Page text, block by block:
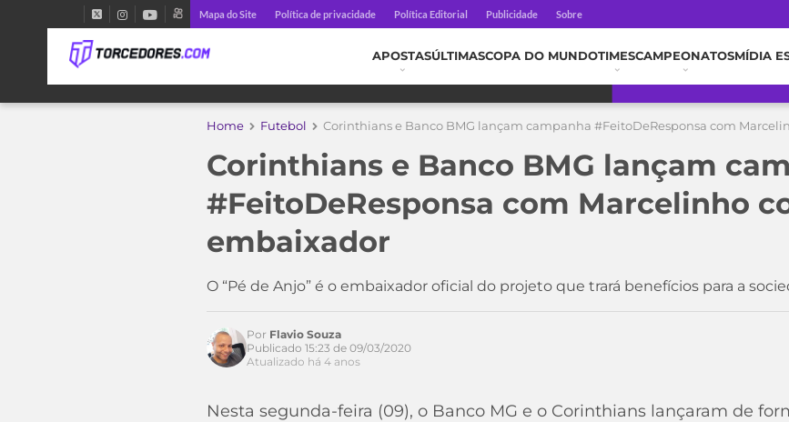
Mapa do Site Política de privacidade Política Editorial Publicidade Sobre
APOSTASÚLTIMASCOPA DO MUNDOTIMESCAMPEONATOSMÍDIA
Home Futebol Corinthians e Banco BMG lançam campanha #FeitoDeResponsa com
Corinthians e Banco BMG lançam
#FeitoDeResponsa com Marcelinho
embaixador
O “Pé de Anjo” é o embaixador oficial do projeto que trará benefícios para a
Por Flavio Souza
Publicado 15:23 de 09/03/2020
Atualizado há 4 anos
Nesta segunda-feira (09), o Banco MG e o Corinthians lançaram de